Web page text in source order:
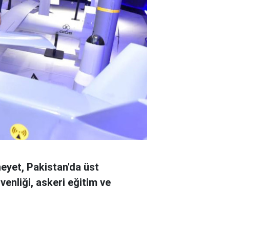
Pakistan'da üst
askeri eğitim ve